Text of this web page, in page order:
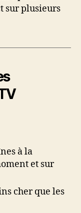
sur plusieurs
à la
et sur
cher que les